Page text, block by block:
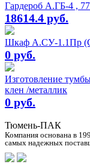
Гардероб А.ГБ-4 ,
18614.4 руб.
Шкаф А.СУ-1.1Пр
0 руб.
Изготовление
клен /металлик
0 руб.
Тюмень-ПАК
Компания основана в
самых надежных